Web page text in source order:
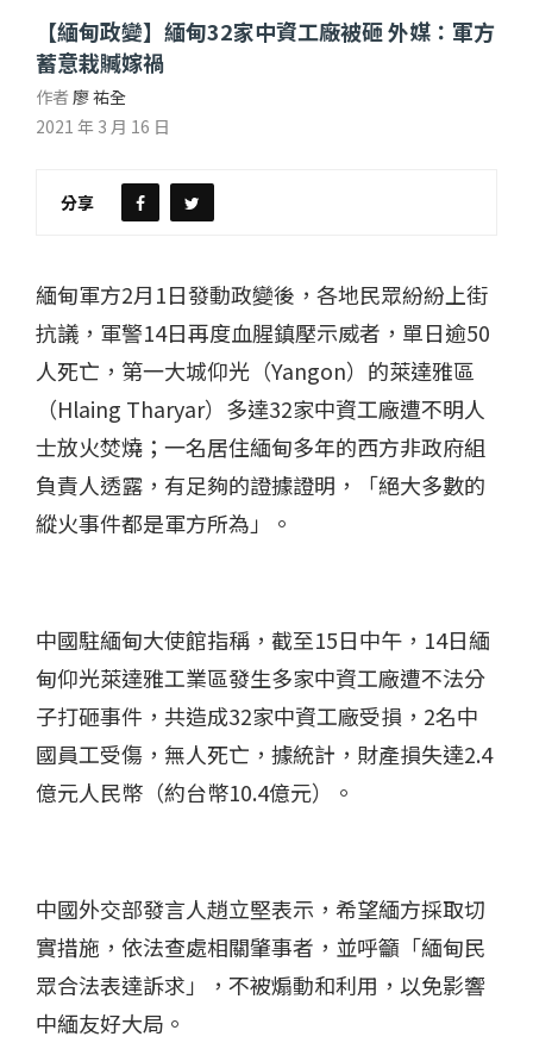
【緬甸政變】緬甸32家中資工廠被砸 外媒：軍方
蓄意栽贓嫁禍
作者 廖 祐全
2021 年 3 月 16 日
分享
緬甸軍方2月1日發動政變後，各地民眾紛紛上街
抗議，軍警14日再度血腥鎮壓示威者，單日逾50
人死亡，第一大城仰光（Yangon）的萊達雅區
（Hlaing Tharyar）多達32家中資工廠遭不明人
士放火焚燒；一名居住緬甸多年的西方非政府組
負責人透露，有足夠的證據證明，「絕大多數的
縱火事件都是軍方所為」。
中國駐緬甸大使館指稱，截至15日中午，14日緬
甸仰光萊達雅工業區發生多家中資工廠遭不法分
子打砸事件，共造成32家中資工廠受損，2名中
國員工受傷，無人死亡，據統計，財產損失達2.4
億元人民幣（約台幣10.4億元）。
中國外交部發言人趙立堅表示，希望緬方採取切
實措施，依法查處相關肇事者，並呼籲「緬甸民
眾合法表達訴求」，不被煽動和利用，以免影響
中緬友好大局。